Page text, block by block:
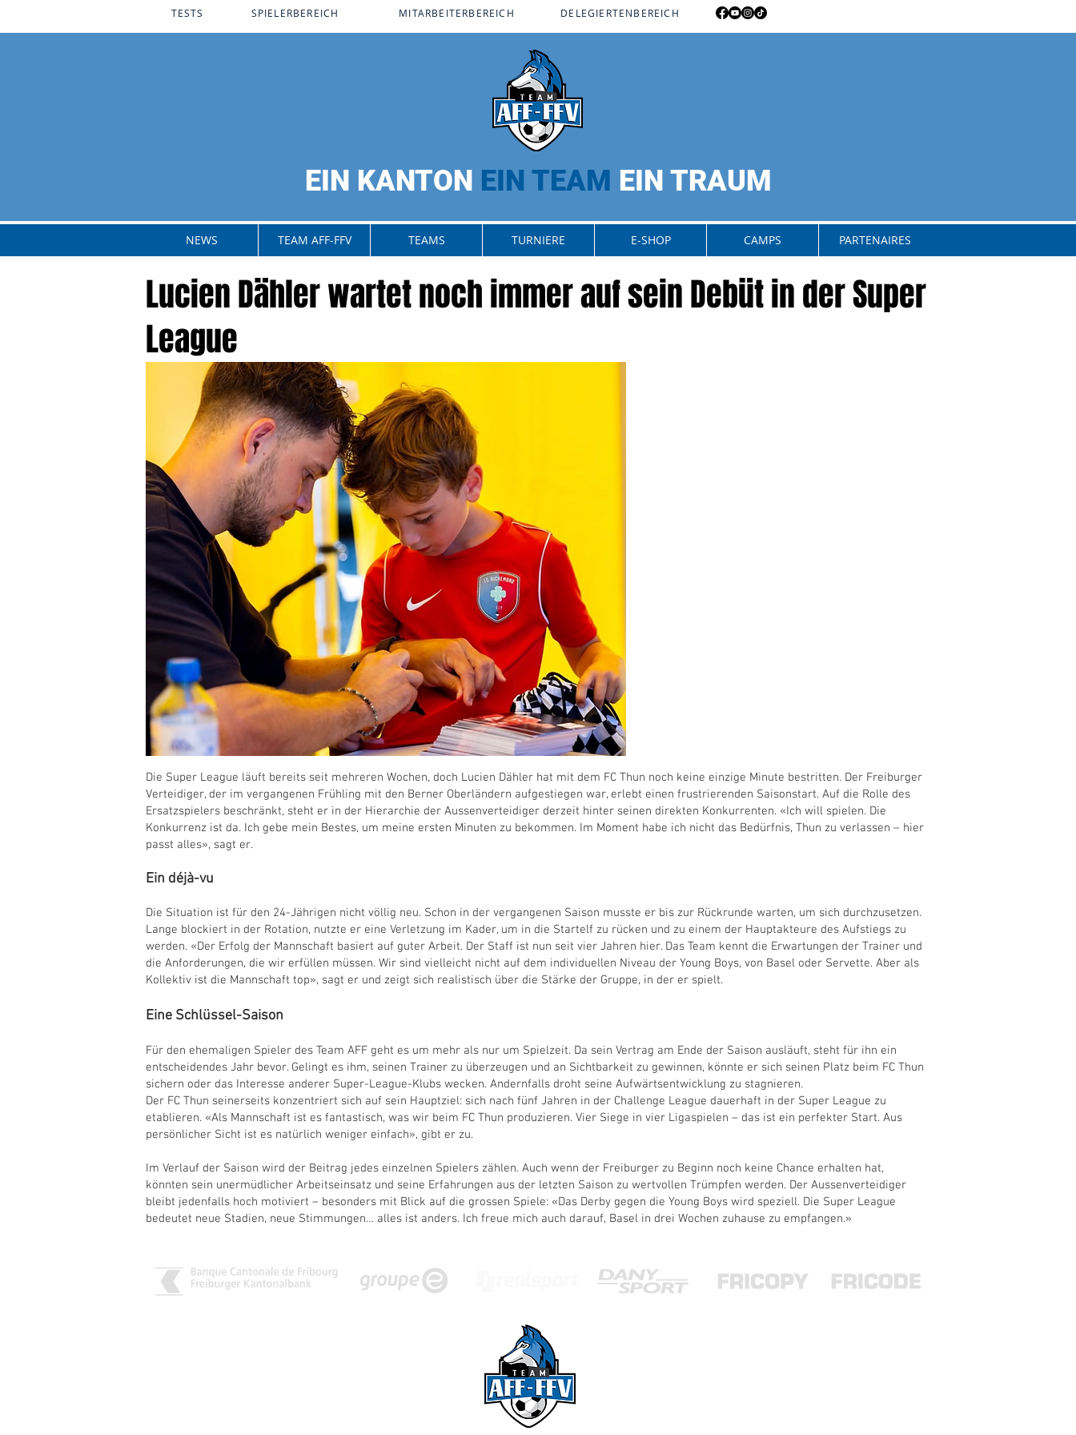
EIN KANTON EIN TEAM EIN TRAUM
NEWS TEAM AFF-FFV TEAMS TURNIERE E-SHOP CAMPS PARTENAIRES
TESTS​ SPIELERBEREICH MITARBEITERBEREICH​ DELEGIERTENBEREICH
Lucien Dähler wartet noch immer auf sein Debüt in der Super
League
Die Super League läuft bereits seit mehreren Wochen, doch Lucien Dähler hat mit dem FC Thun noch keine einzige Minute bestritten. Der Freiburger
Verteidiger, der im vergangenen Frühling mit den Berner Oberländern aufgestiegen war, erlebt einen frustrierenden Saisonstart. Auf die Rolle des
Ersatzspielers beschränkt, steht er in der Hierarchie der Aussenverteidiger derzeit hinter seinen direkten Konkurrenten. «Ich will spielen. Die
Konkurrenz ist da. Ich gebe mein Bestes, um meine ersten Minuten zu bekommen. Im Moment habe ich nicht das Bedürfnis, Thun zu verlassen – hier
passt alles», sagt er.
Ein déjà-vu
Die Situation ist für den 24-Jährigen nicht völlig neu. Schon in der vergangenen Saison musste er bis zur Rückrunde warten, um sich durchzusetzen.
Lange blockiert in der Rotation, nutzte er eine Verletzung im Kader, um in die Startelf zu rücken und zu einem der Hauptakteure des Aufstiegs zu
werden. «Der Erfolg der Mannschaft basiert auf guter Arbeit. Der Staff ist nun seit vier Jahren hier. Das Team kennt die Erwartungen der Trainer und
die Anforderungen, die wir erfüllen müssen. Wir sind vielleicht nicht auf dem individuellen Niveau der Young Boys, von Basel oder Servette. Aber als
Kollektiv ist die Mannschaft top», sagt er und zeigt sich realistisch über die Stärke der Gruppe, in der er spielt.
Eine Schlüssel-Saison
Für den ehemaligen Spieler des Team AFF geht es um mehr als nur um Spielzeit. Da sein Vertrag am Ende der Saison ausläuft, steht für ihn ein
entscheidendes Jahr bevor. Gelingt es ihm, seinen Trainer zu überzeugen und an Sichtbarkeit zu gewinnen, könnte er sich seinen Platz beim FC Thun
sichern oder das Interesse anderer Super-League-Klubs wecken. Andernfalls droht seine Aufwärtsentwicklung zu stagnieren.
Der FC Thun seinerseits konzentriert sich auf sein Hauptziel: sich nach fünf Jahren in der Challenge League dauerhaft in der Super League zu
etablieren. «Als Mannschaft ist es fantastisch, was wir beim FC Thun produzieren. Vier Siege in vier Ligaspielen – das ist ein perfekter Start. Aus
persönlicher Sicht ist es natürlich weniger einfach», gibt er zu.
Im Verlauf der Saison wird der Beitrag jedes einzelnen Spielers zählen. Auch wenn der Freiburger zu Beginn noch keine Chance erhalten hat,
könnten sein unermüdlicher Arbeitseinsatz und seine Erfahrungen aus der letzten Saison zu wertvollen Trümpfen werden. Der Aussenverteidiger
bleibt jedenfalls hoch motiviert – besonders mit Blick auf die grossen Spiele: «Das Derby gegen die Young Boys wird speziell. Die Super League
bedeutet neue Stadien, neue Stimmungen… alles ist anders. Ich freue mich auch darauf, Basel in drei Wochen zuhause zu empfangen.»